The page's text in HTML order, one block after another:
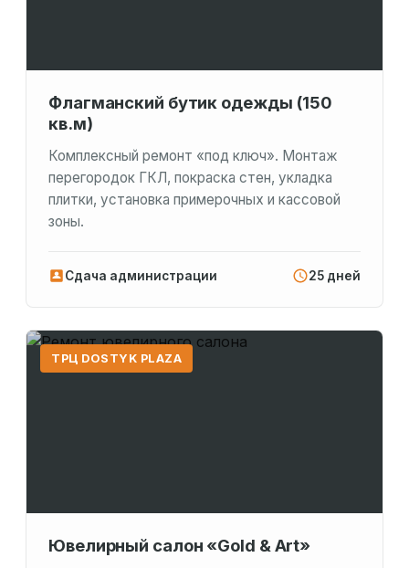
Флагманский бутик одежды (150
кв.м)
Комплексный ремонт «под ключ». Монтаж
перегородок ГКЛ, покраска стен, укладка
плитки, установка примерочных и кассовой
зоны.
Сдача администрации 25 дней
ТРЦ DOSTYK PLAZA
Ювелирный салон «Gold & Art»